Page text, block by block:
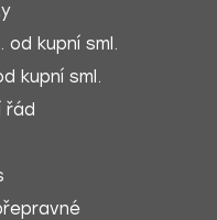
od kupní sml.
kupní sml.
řád